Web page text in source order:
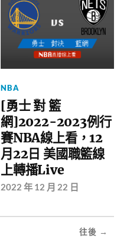
NBA
[勇士 對 籃
網]2022-2023例行
賽NBA線上看，12
月22日 美國職籃線
上轉播Live
2022 年 12 月 22 日
往後 →